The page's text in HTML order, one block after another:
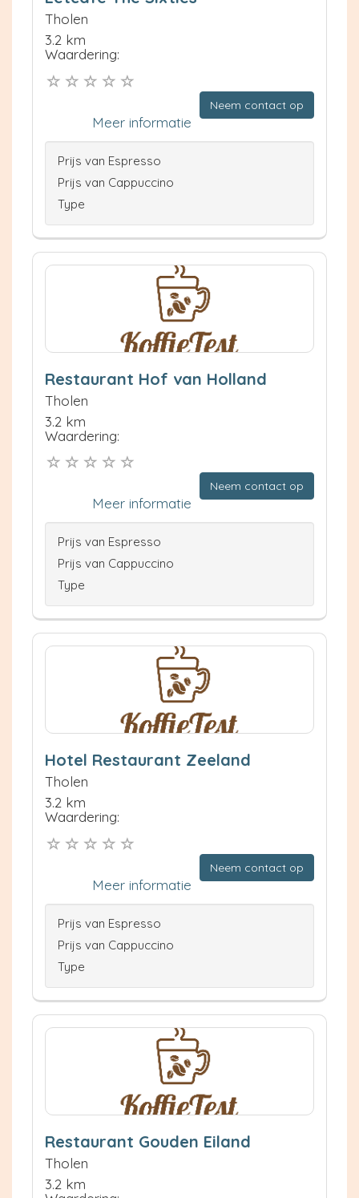
Tholen
3.2 km
Waardering:
Neem contact op
Meer informatie
Prijs van Espresso
Prijs van Cappuccino
Type
Restaurant Hof van Holland
Tholen
3.2 km
Waardering:
Neem contact op
Meer informatie
Prijs van Espresso
Prijs van Cappuccino
Type
Hotel Restaurant Zeeland
Tholen
3.2 km
Waardering:
Neem contact op
Meer informatie
Prijs van Espresso
Prijs van Cappuccino
Type
Restaurant Gouden Eiland
Tholen
3.2 km